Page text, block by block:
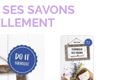
SAVONS